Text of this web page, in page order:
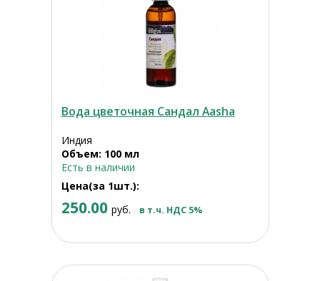
Вода цветочная Сандал Aasha
Индия
Объем: 100 мл
Есть в наличии
Цена(за 1шт.):
250.00 руб. в т.ч. НДС 5%